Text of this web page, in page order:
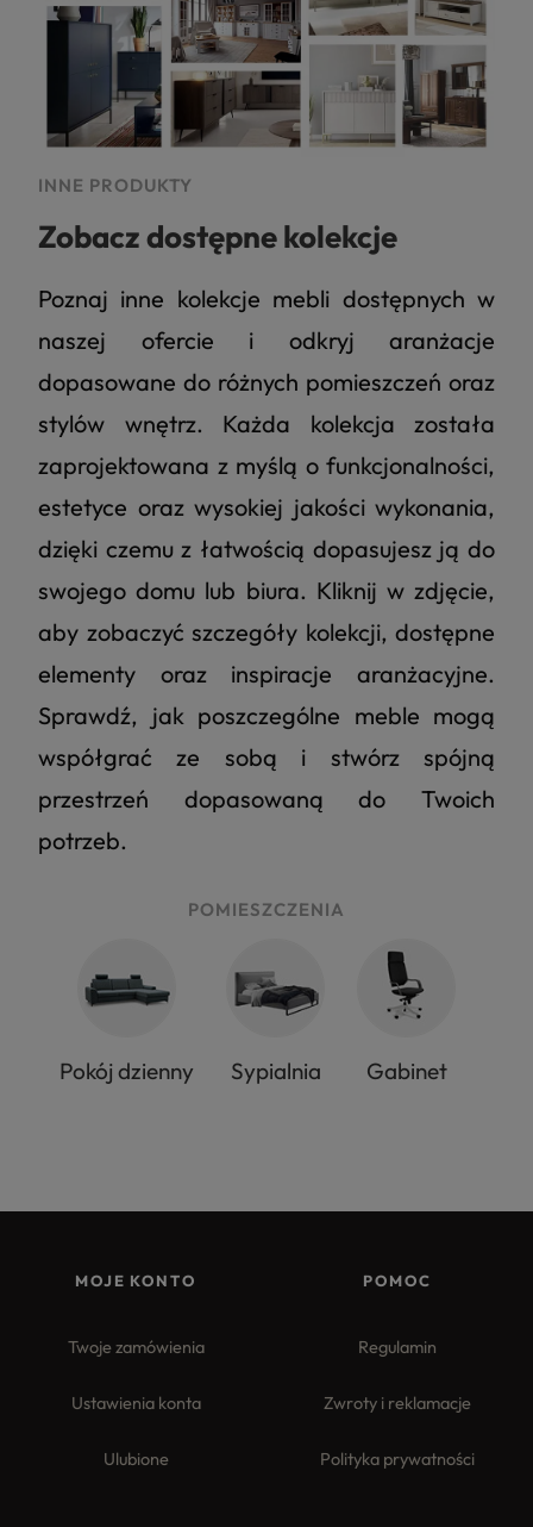
INNE PRODUKTY
Zobacz dostępne kolekcje
Poznaj inne kolekcje mebli dostępnych w
naszej ofercie i odkryj aranżacje
dopasowane do różnych pomieszczeń oraz
stylów wnętrz. Każda kolekcja została
zaprojektowana z myślą o funkcjonalności,
estetyce oraz wysokiej jakości wykonania,
dzięki czemu z łatwością dopasujesz ją do
swojego domu lub biura. Kliknij w zdjęcie,
aby zobaczyć szczegóły kolekcji, dostępne
elementy oraz inspiracje aranżacyjne.
Sprawdź, jak poszczególne meble mogą
współgrać ze sobą i stwórz spójną
przestrzeń dopasowaną do Twoich
potrzeb.
POMIESZCZENIA
Pokój dzienny Sypialnia Gabinet
MOJE KONTO
Twoje zamówienia
Ustawienia konta
Ulubione
POMOC
Regulamin
Zwroty i reklamacje
Polityka prywatności
4.8